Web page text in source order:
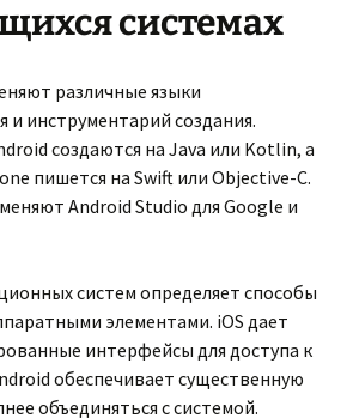
системах
различные языки
и инструментарий создания.
создаются на Java или Kotlin, а
пишется на Swift или Objective-C.
Android Studio для Google и
систем определяет способы
элементами. iOS дает
интерфейсы для доступа к
обеспечивает существенную
объединяться с системой.